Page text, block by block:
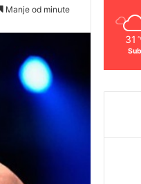
Manje od minute
31
Sub